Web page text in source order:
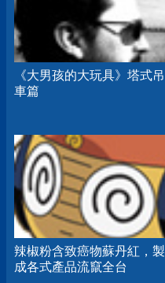
《大男孩的大玩具》塔式吊
車篇
辣椒粉含致癌物蘇丹紅，製
成各式產品流竄全台